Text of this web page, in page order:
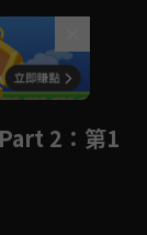
2 ：第1